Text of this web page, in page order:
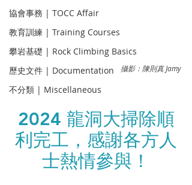
協會事務 | TOCC Affair
教育訓練 | Training Courses
攀岩基礎 | Rock Climbing Basics
歷史文件 | Documentation
不分類 | Miscellaneous
攝影：陳則真 Jamy
2024 龍洞大掃除順
利完工，感謝各方人
士熱情參與！